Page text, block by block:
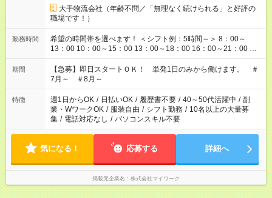
大手物流会社（年齢不問／「無理なく続けられる」と好評の
職場です！）
勤務時間
希望の時間帯を選べます！ ＜シフト例：5時間～＞ 8：00～
13：00 10：00～15：00 13：00～18：00 16：00～21：00 ＜
シフト例：8時間～＞ ・10：00～19：00 ・13：00～22：00 ・
22：00～翌6：00 など！是非ご希望をお聞かせください！
期間
【急募】即日スタートＯＫ！ 単発1日のみから働けます。 ＃
7月～ ＃8月～
特徴 週1日からOK / 日払いOK / 履歴書不要 / 40～50代活躍中 / 副
業・WワークOK / 服装自由 / シフト勤務 / 10名以上の大量募
集 / 電話対応なし / パソコンスキル不要
気になる！ 応募する 詳細へ
掲載元企業名 株式会社マイワーク